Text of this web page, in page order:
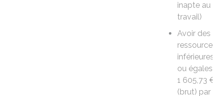
inapte au
travail)
Avoir des
ressources
inférieures
ou égales à
1 605,73 €
(brut) par